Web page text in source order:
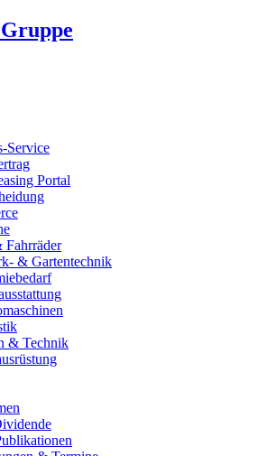
Service
Portal
Fahrräder
& Gartentechnik
& Technik